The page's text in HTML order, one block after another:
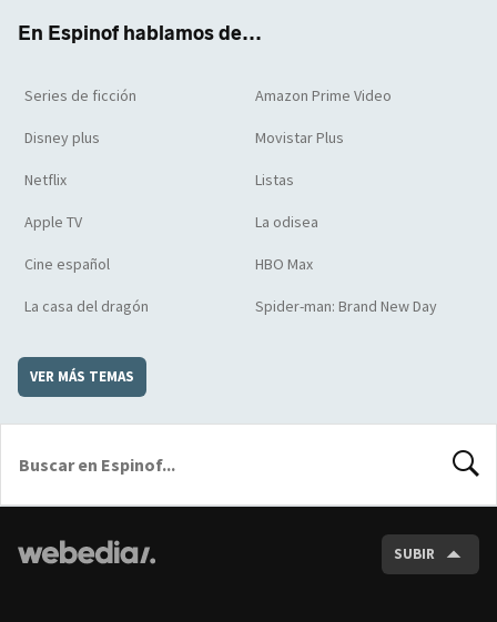
En Espinof hablamos de...
Series de ficción Amazon Prime Video
Disney plus Movistar Plus
Netflix Listas
Apple TV La odisea
Cine español HBO Max
La casa del dragón Spider-man: Brand New Day
VER MÁS TEMAS
SUBIR